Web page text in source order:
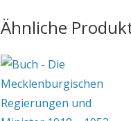
Ähnliche